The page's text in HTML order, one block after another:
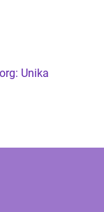
Unika